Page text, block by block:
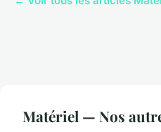
Matériel — Nos